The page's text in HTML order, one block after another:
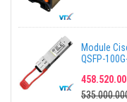
Module
QSFP-